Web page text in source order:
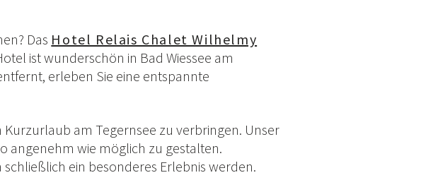
Das Hotel Relais Chalet Wilhelmy
ist wunderschön in Bad Wiessee am
erleben Sie eine entspannte
am Tegernsee zu verbringen. Unser
angenehm wie möglich zu gestalten.
ein besonderes Erlebnis werden.